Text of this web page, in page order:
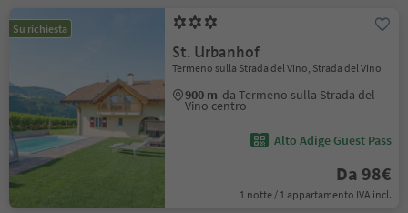
Su richiesta
St. Urbanhof
Termeno sulla Strada del Vino, Strada del Vino
900 m da Termeno sulla Strada del
Vino centro
Alto Adige Guest Pass
Da 98€
1 notte / 1 appartamento IVA incl.